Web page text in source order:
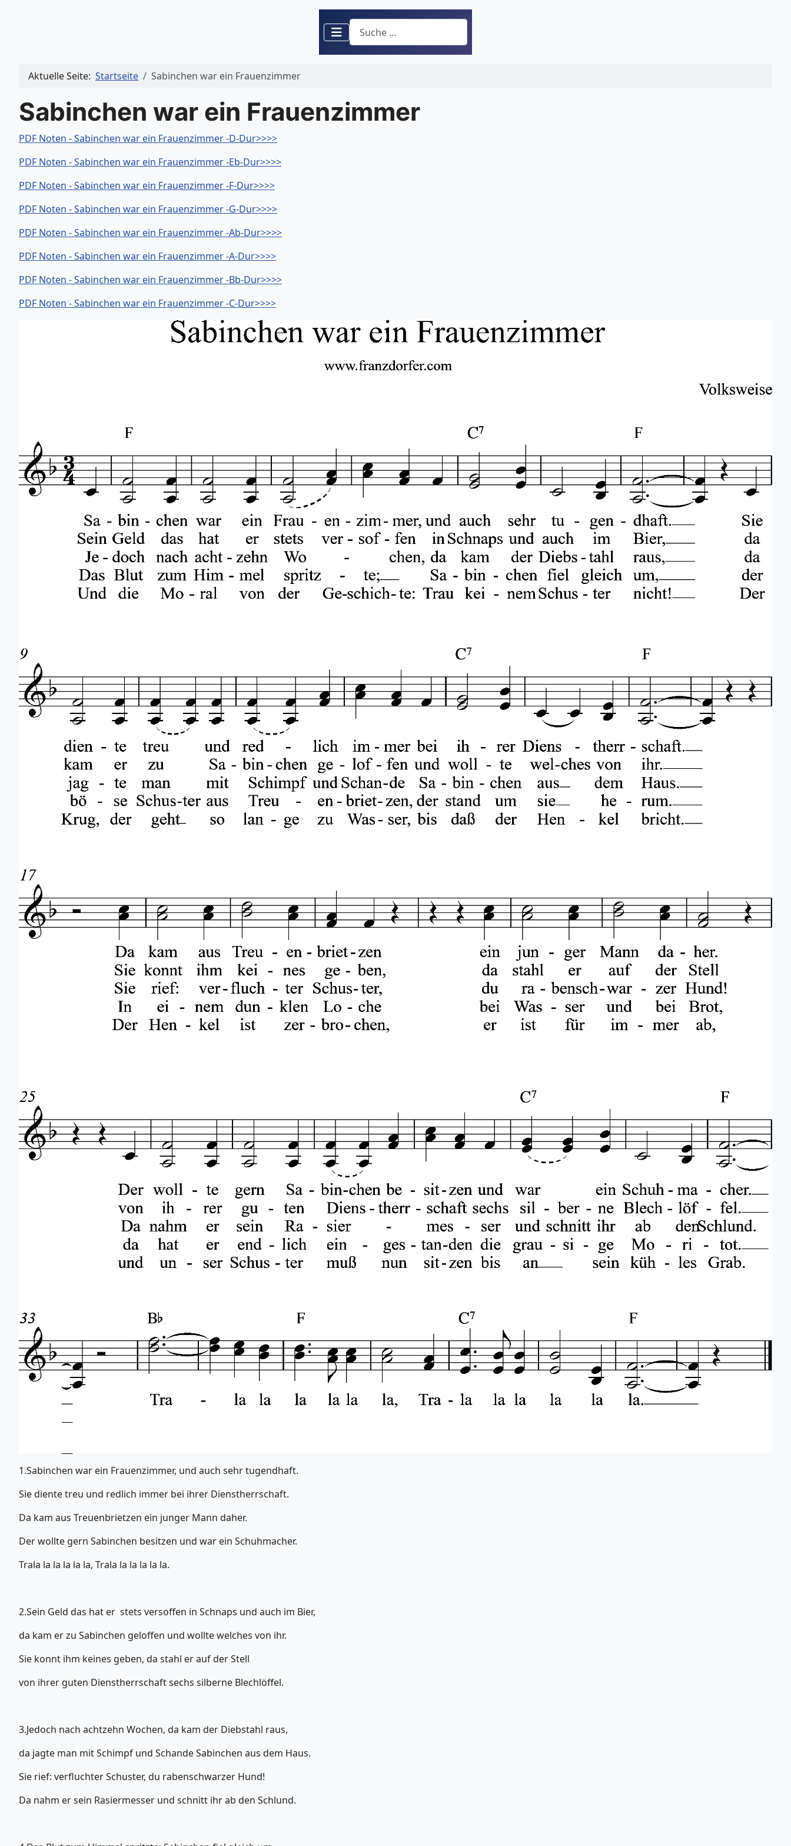
Suchen
Aktuelle Seite: Startseite Sabinchen war ein Frauenzimmer
Sabinchen war ein Frauenzimmer
PDF Noten - Sabinchen war ein Frauenzimmer -D-Dur>>>>
PDF Noten - Sabinchen war ein Frauenzimmer -Eb-Dur>>>>
PDF Noten - Sabinchen war ein Frauenzimmer -F-Dur>>>>
PDF Noten - Sabinchen war ein Frauenzimmer -G-Dur>>>>
PDF Noten - Sabinchen war ein Frauenzimmer -Ab-Dur>>>>
PDF Noten - Sabinchen war ein Frauenzimmer -A-Dur>>>>
PDF Noten - Sabinchen war ein Frauenzimmer -Bb-Dur>>>>
PDF Noten - Sabinchen war ein Frauenzimmer -C-Dur>>>>
1.Sabinchen war ein Frauenzimmer, und auch sehr tugendhaft.
Sie diente treu und redlich immer bei ihrer Dienstherrschaft.
Da kam aus Treuenbrietzen ein junger Mann daher.
Der wollte gern Sabinchen besitzen und war ein Schuhmacher.
Trala la la la la la, Trala la la la la la.
2.Sein Geld das hat er stets versoffen in Schnaps und auch im Bier,
da kam er zu Sabinchen geloffen und wollte welches von ihr.
Sie konnt ihm keines geben, da stahl er auf der Stell
von ihrer guten Dienstherrschaft sechs silberne Blechlöffel.
3.Jedoch nach achtzehn Wochen, da kam der Diebstahl raus,
da jagte man mit Schimpf und Schande Sabinchen aus dem Haus.
Sie rief: verfluchter Schuster, du rabenschwarzer Hund!
Da nahm er sein Rasiermesser und schnitt ihr ab den Schlund.